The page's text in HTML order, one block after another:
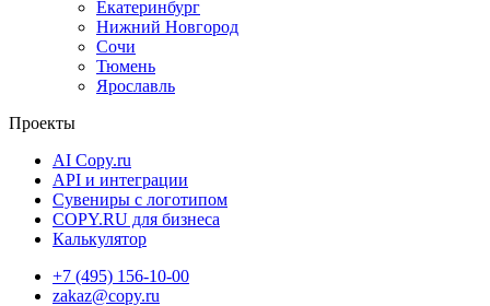
Екатеринбург
Нижний Новгород
Сочи
Тюмень
Ярославль
Проекты
AI Copy.ru
API и интеграции
Сувениры с логотипом
COPY.RU для бизнеса
Калькулятор
+7 (495) 156-10-00
zakaz@copy.ru